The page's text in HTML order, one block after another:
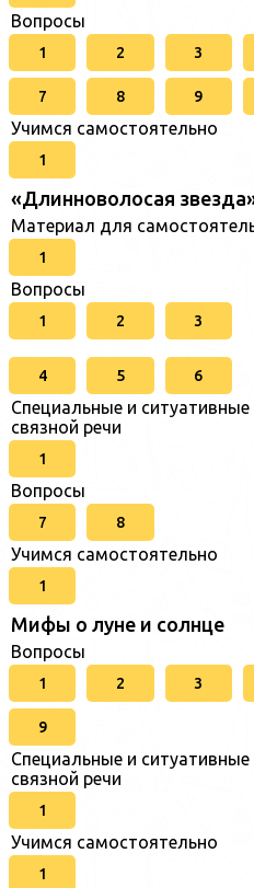
Вопросы
1 2 3
7 8 9
Учимся самостоятельно
1
«Длинноволосая
Материал для
1
Вопросы
1 2 3
4 5 6
Специальные и
связной речи
1
Вопросы
7 8
Учимся самостоятельно
1
Мифы о луне и солнце
Вопросы
1 2 3
9
Специальные и
связной речи
1
Учимся самостоятельно
1